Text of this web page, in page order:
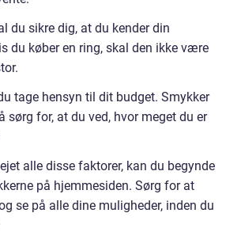
du sikre dig, at du kender din
du køber en ring, skal den ikke være
tage hensyn til dit budget. Smykker
sørg for, at du ved, hvor meget du er
alle disse faktorer, kan du begynde
på hjemmesiden. Sørg for at
se på alle dine muligheder, inden du